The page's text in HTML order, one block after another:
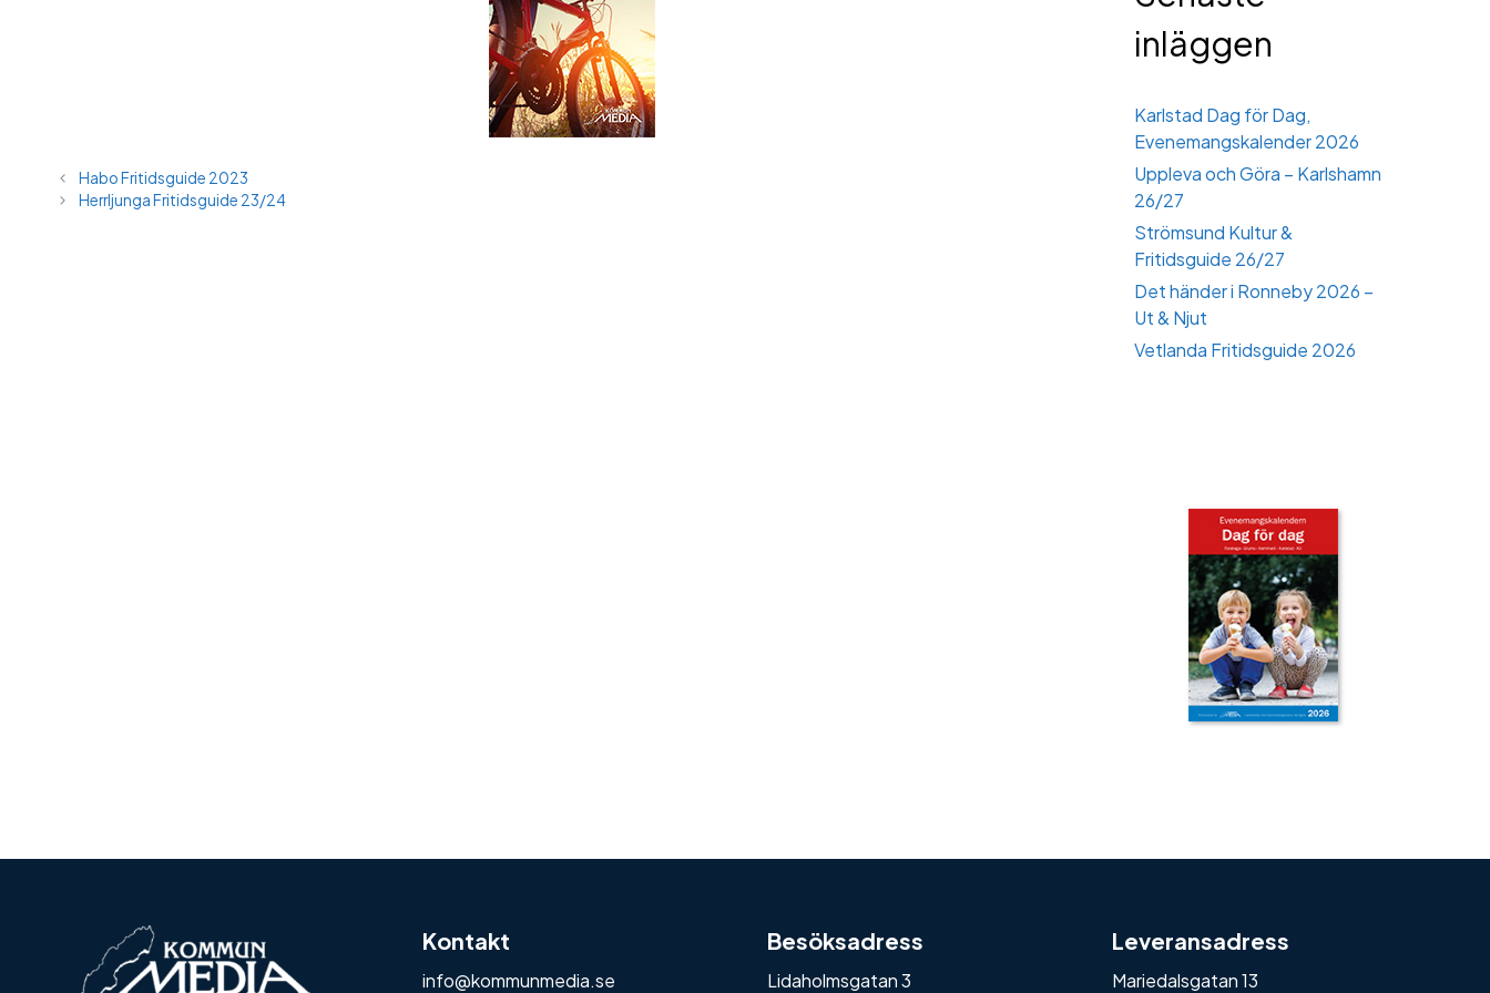
Habo Fritidsguide 2023
Herrljunga Fritidsguide 23/24
inläggen
Karlstad Dag för Dag,
Evenemangskalender 2026
Uppleva och Göra – Karlshamn
26/27
Strömsund Kultur &
Fritidsguide 26/27
Det händer i Ronneby 2026 –
Ut & Njut
Vetlanda Fritidsguide 2026
Kontakt
info@kommunmedia.se
Besöksadress
Lidaholmsgatan 3
Leveransadress
Mariedalsgatan 13